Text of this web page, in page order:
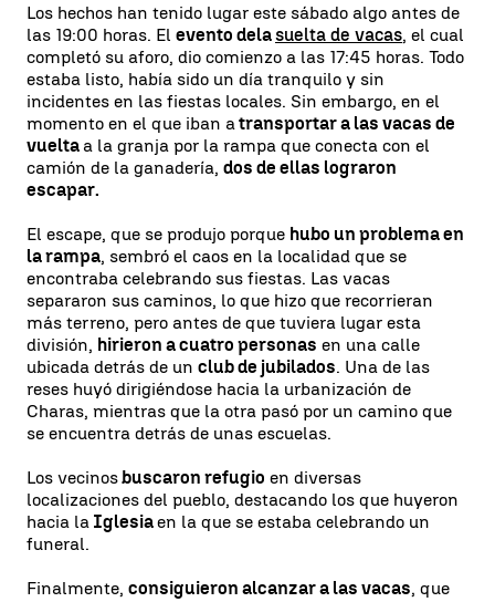
Los hechos han tenido lugar este sábado algo antes de
las 19:00 horas. El evento delasuelta de vacas, el cual
completó su aforo, dio comienzo a las 17:45 horas. Todo
estaba listo, había sido un día tranquilo y sin
incidentes en las fiestas locales. Sin embargo, en el
momento en el que iban a transportar a las vacas de
vuelta a la granja por la rampa que conecta con el
camión de la ganadería, dos de ellas lograron
escapar.
El escape, que se produjo porque hubo un problema en
la rampa, sembró el caos en la localidad que se
encontraba celebrando sus fiestas. Las vacas
separaron sus caminos, lo que hizo que recorrieran
más terreno, pero antes de que tuviera lugar esta
división, hirieron a cuatro personas en una calle
ubicada detrás de un club de jubilados. Una de las
reses huyó dirigiéndose hacia la urbanización de
Charas, mientras que la otra pasó por un camino que
se encuentra detrás de unas escuelas.
Los vecinosbuscaron refugio en diversas
localizaciones del pueblo, destacando los que huyeron
hacia la Iglesiaen la que se estaba celebrando un
funeral.
Finalmente, consiguieron alcanzar a las vacas, que